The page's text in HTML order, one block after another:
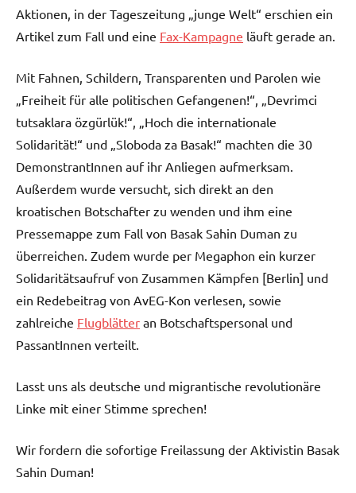
Aktionen, in der Tageszeitung „junge Welt“ erschien ein
Artikel zum Fall und eine Fax-Kampagne läuft gerade an.
Mit Fahnen, Schildern, Transparenten und Parolen wie
„Freiheit für alle politischen Gefangenen!“, „Devrimci
tutsaklara özgürlük!“, „Hoch die internationale
Solidarität!“ und „Sloboda za Basak!“ machten die 30
DemonstrantInnen auf ihr Anliegen aufmerksam.
Außerdem wurde versucht, sich direkt an den
kroatischen Botschafter zu wenden und ihm eine
Pressemappe zum Fall von Basak Sahin Duman zu
überreichen. Zudem wurde per Megaphon ein kurzer
Solidaritätsaufruf von Zusammen Kämpfen [Berlin] und
ein Redebeitrag von AvEG-Kon verlesen, sowie
zahlreiche Flugblätter an Botschaftspersonal und
PassantInnen verteilt.
Lasst uns als deutsche und migrantische revolutionäre
Linke mit einer Stimme sprechen!
Wir fordern die sofortige Freilassung der Aktivistin Basak
Sahin Duman!